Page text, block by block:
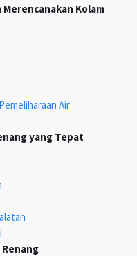
Kolam
Air
yang Tepat